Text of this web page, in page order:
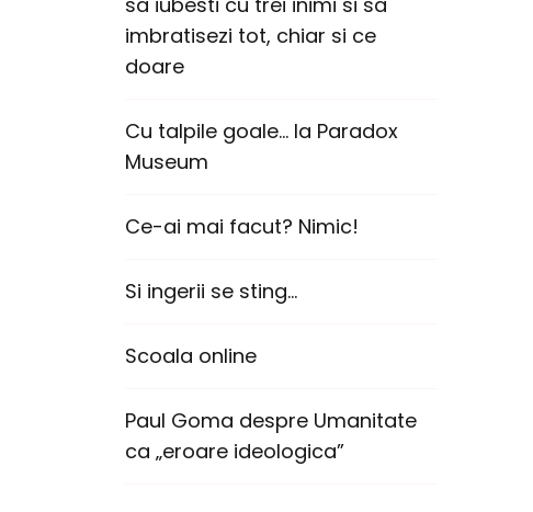
imbratisezi tot, chiar si ce
doare
Cu talpile goale… la Paradox
Museum
Ce-ai mai facut? Nimic!
Si ingerii se sting…
Scoala online
Paul Goma despre Umanitate
ca „eroare ideologica”